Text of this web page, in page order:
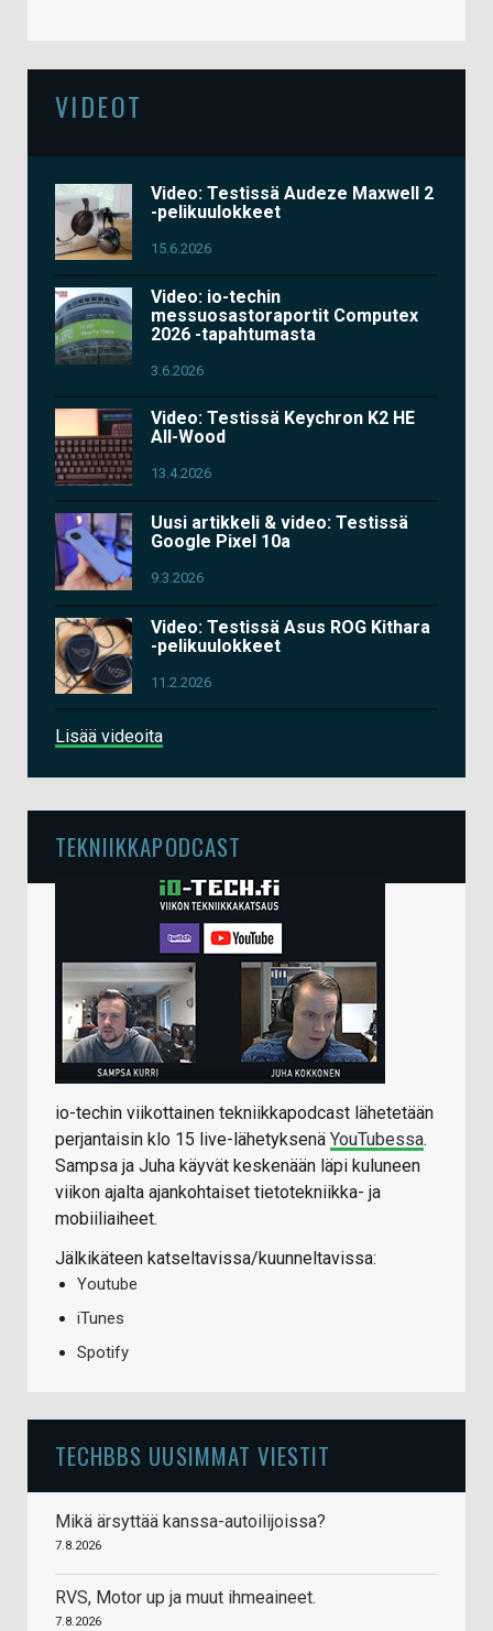
VIDEOT
Video: Testissä Audeze Maxwell 2
-pelikuulokkeet
15.6.2026
Video: io-techin
messuosastoraportit Computex
2026 -tapahtumasta
3.6.2026
Video: Testissä Keychron K2 HE
All-Wood
13.4.2026
Uusi artikkeli & video: Testissä
Google Pixel 10a
9.3.2026
Video: Testissä Asus ROG Kithara
-pelikuulokkeet
11.2.2026
Lisää videoita
TEKNIIKKAPODCAST
io-techin viikottainen tekniikkapodcast lähetetään
perjantaisin klo 15 live-lähetyksenä YouTubessa.
Sampsa ja Juha käyvät keskenään läpi kuluneen
viikon ajalta ajankohtaiset tietotekniikka- ja
mobiiliaiheet.
Jälkikäteen katseltavissa/kuunneltavissa:
Youtube
iTunes
Spotify
TECHBBS UUSIMMAT VIESTIT
Mikä ärsyttää kanssa-autoilijoissa?
7.8.2026
RVS, Motor up ja muut ihmeaineet.
7.8.2026